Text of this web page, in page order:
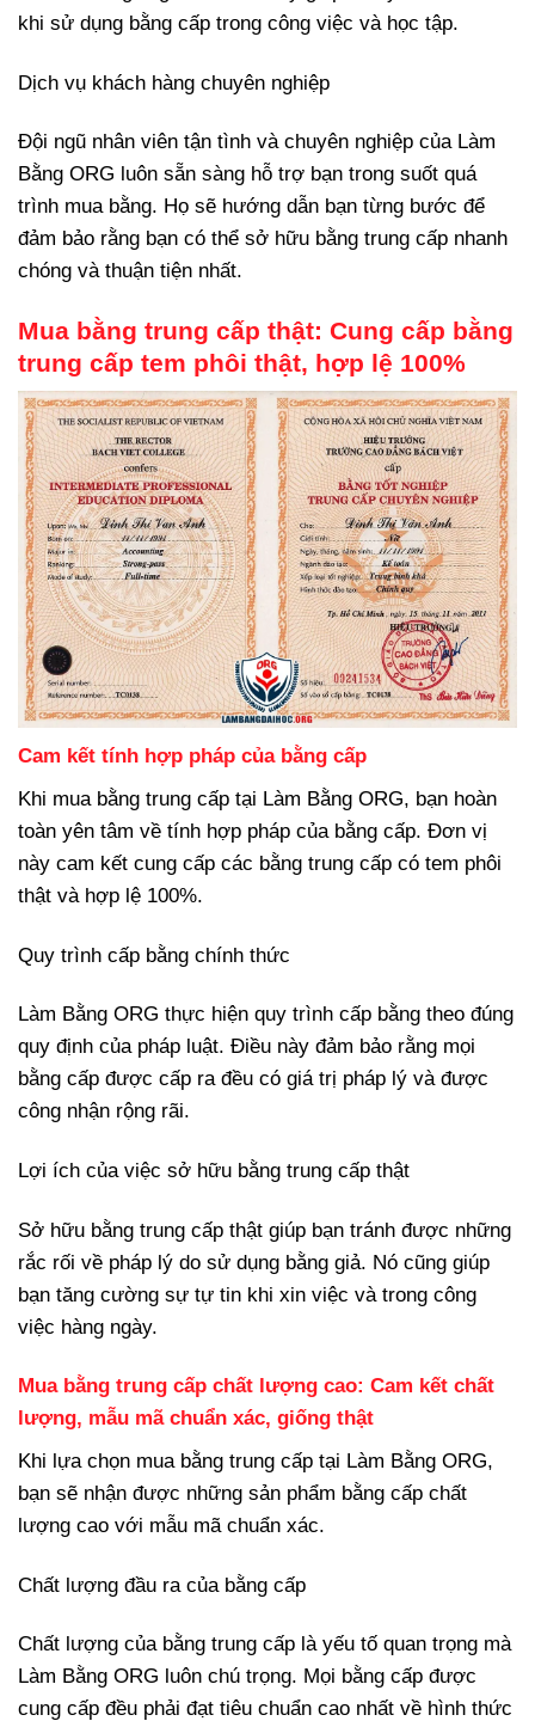
khi sử dụng bằng cấp trong công việc và học tập.
Dịch vụ khách hàng chuyên nghiệp
Đội ngũ nhân viên tận tình và chuyên nghiệp của Làm
Bằng ORG luôn sẵn sàng hỗ trợ bạn trong suốt quá
trình mua bằng. Họ sẽ hướng dẫn bạn từng bước để
đảm bảo rằng bạn có thể sở hữu bằng trung cấp nhanh
chóng và thuận tiện nhất.
Mua bằng trung cấp thật: Cung cấp bằng
trung cấp tem phôi thật, hợp lệ 100%
Cam kết tính hợp pháp của bằng cấp
Khi mua bằng trung cấp tại Làm Bằng ORG, bạn hoàn
toàn yên tâm về tính hợp pháp của bằng cấp. Đơn vị
này cam kết cung cấp các bằng trung cấp có tem phôi
thật và hợp lệ 100%.
Quy trình cấp bằng chính thức
Làm Bằng ORG thực hiện quy trình cấp bằng theo đúng
quy định của pháp luật. Điều này đảm bảo rằng mọi
bằng cấp được cấp ra đều có giá trị pháp lý và được
công nhận rộng rãi.
Lợi ích của việc sở hữu bằng trung cấp thật
Sở hữu bằng trung cấp thật giúp bạn tránh được những
rắc rối về pháp lý do sử dụng bằng giả. Nó cũng giúp
bạn tăng cường sự tự tin khi xin việc và trong công
việc hàng ngày.
Mua bằng trung cấp chất lượng cao: Cam kết chất
lượng, mẫu mã chuẩn xác, giống thật
Khi lựa chọn mua bằng trung cấp tại Làm Bằng ORG,
bạn sẽ nhận được những sản phẩm bằng cấp chất
lượng cao với mẫu mã chuẩn xác.
Chất lượng đầu ra của bằng cấp
Chất lượng của bằng trung cấp là yếu tố quan trọng mà
Làm Bằng ORG luôn chú trọng. Mọi bằng cấp được
cung cấp đều phải đạt tiêu chuẩn cao nhất về hình thức